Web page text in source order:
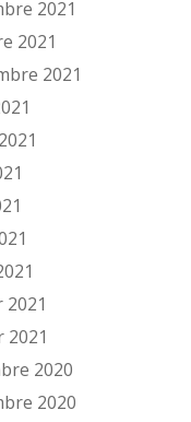
2021
2021
2021
2021
2020
2020